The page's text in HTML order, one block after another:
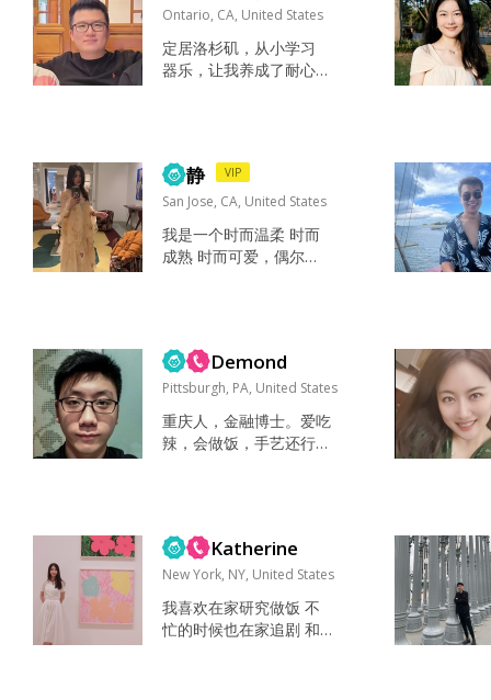
快去得也快，像个长不
大的孩子‌。外表可能看
起来大大咧咧，但内心
其实挺细腻，只是不喜
友缘很好。...
Ontario, CA, United States
定居洛杉矶，从小学习
器乐，让我养成了耐心
偶尔打打乒乓球。希望
遇到一位真诚善良认真
对待感情的人。 听音
乐，游泳，乒乓球 善
良，乐观，真诚 真诚善
良 情绪稳定...
静 VIP
San Jose, CA, United States
我是一个时而温柔 时而
成熟 时而可爱，偶尔还
🎵 雨天睡觉💤晴天遛公
园儿 家人 健康 快乐 疯
疯癫癫 大大咧咧 既成熟
稳重又可爱调皮😝 大家
对我的第一影响高冷 我
未来的伴侣必须是一个
Demond
Pittsburgh, PA, United States
重庆人，金融博士。爱吃
辣，会做饭，手艺还行。
多。然后喜欢姐弟恋。...
Katherine
New York, NY, United States
我喜欢在家研究做饭 不
忙的时候也在家追剧 和